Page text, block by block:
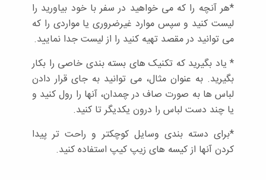
*هر آنچه را که می خواهید در سفر با خود بیاورید را
لیست کنید و سپس موارد غیرضروری یا مواردی را که
می توانید در مقصد تهیه کنید را از لیست جدا نمایید.
* یاد بگیرید که تکنیک های بسته بندی خاصی را بکار
بگیرید. به عنوان مثال، می توانید به جای قرار دادن
لباس ها به صورت صاف در چمدان، آنها را رول کنید و
یا چند دست لباس را درون یکدیگر تا کنید.
*برای دسته بندی وسایل کوچکتر و راحت تر پیدا
کردن آنها از کیسه های زیپ کیپ استفاده کنید.